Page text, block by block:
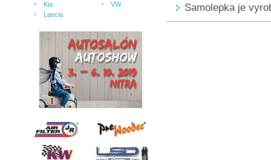
Kia
Lancia
VW
Samolepka je